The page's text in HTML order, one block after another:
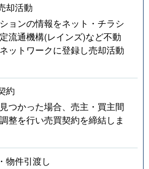
却活動
ョンの情報をネット・チラシ
流通機構(レインズ)など不動
ットワークに登録し売却活動
約
つかった場合、売主・買主間
整を行い売買契約を締結しま
物件引渡し